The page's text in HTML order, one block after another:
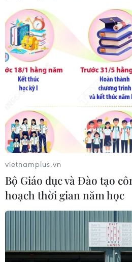
phạm có tổ chức
04/08/2026 14:24
Điều gì chờ đợi đồng yen sau
tay giữa Mỹ-Nhật?
ASC 2026: Tiếp lửa đam mê
cho thế hệ trẻ Việt Nam
04/08/2026 14:08
Xem thêm
vietnamplus.vn
Bộ Giáo dục và Đào tạo
hoạch thời gian năm học